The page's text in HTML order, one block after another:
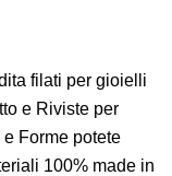
filati per gioielli
e Riviste per
Forme potete
100% made in